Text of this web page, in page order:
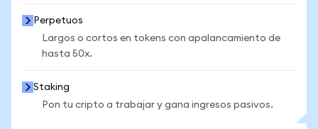
Perpetuos
Largos o cortos en tokens con apalancamiento de
hasta 50x.
Staking
Pon tu cripto a trabajar y gana ingresos pasivos.